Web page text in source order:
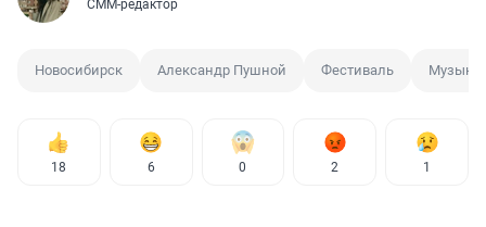
СММ-редактор
Новосибирск Александр Пушной Фестиваль Музыка
18 6 0 2 1